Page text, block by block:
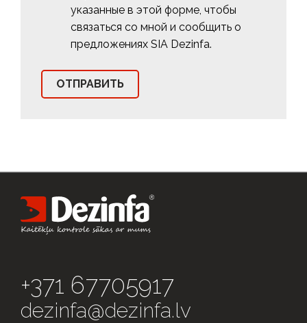
указанные в этой форме, чтобы
связаться со мной и сообщить о
предложениях SIA Dezinfa.
+371 67705917
dezinfa@dezinfa.lv